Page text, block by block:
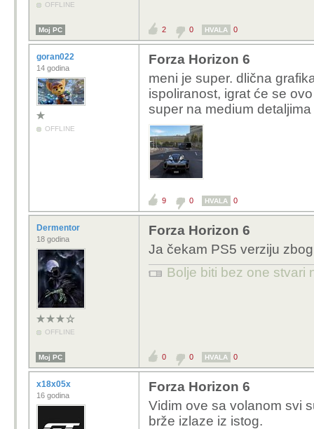
OFFLINE
Moj PC 2 0 HVALA 0
goran022
14 godina
OFFLINE
Forza Horizon 6
meni je super. dlična
ispoliranost, igrat će se
super na medium
9 0 HVALA 0
Dermentor
18 godina
OFFLINE
Forza Horizon 6
Ja čekam PS5 verziju
Bolje biti bez one stvari
Moj PC 0 0 HVALA 0
x18x05x
16 godina
Forza Horizon 6
Vidim ove sa volanom svi
brže izlaze iz istog.